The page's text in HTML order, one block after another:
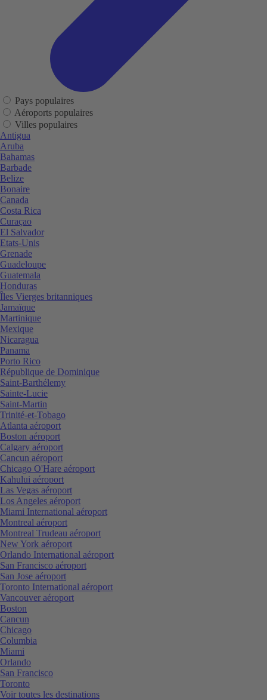
Pays populaires
Aéroports populaires
Villes populaires
Antigua
Aruba
Bahamas
Barbade
Belize
Bonaire
Canada
Costa Rica
Curaçao
El Salvador
Etats-Unis
Grenade
Guadeloupe
Guatemala
Honduras
Îles Vierges britanniques
Jamaïque
Martinique
Mexique
Nicaragua
Panama
Porto Rico
République de Dominique
Saint-Barthélemy
Sainte-Lucie
Saint-Martin
Trinité-et-Tobago
Atlanta aéroport
Boston aéroport
Calgary aéroport
Cancun aéroport
Chicago O'Hare aéroport
Kahului aéroport
Las Vegas aéroport
Los Angeles aéroport
Miami International aéroport
Montreal aéroport
Montreal Trudeau aéroport
New York aéroport
Orlando International aéroport
San Francisco aéroport
San Jose aéroport
Toronto International aéroport
Vancouver aéroport
Boston
Cancun
Chicago
Columbia
Miami
Orlando
San Francisco
Toronto
Voir toutes les destinations